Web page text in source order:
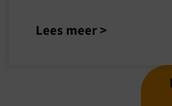
Lees meer >